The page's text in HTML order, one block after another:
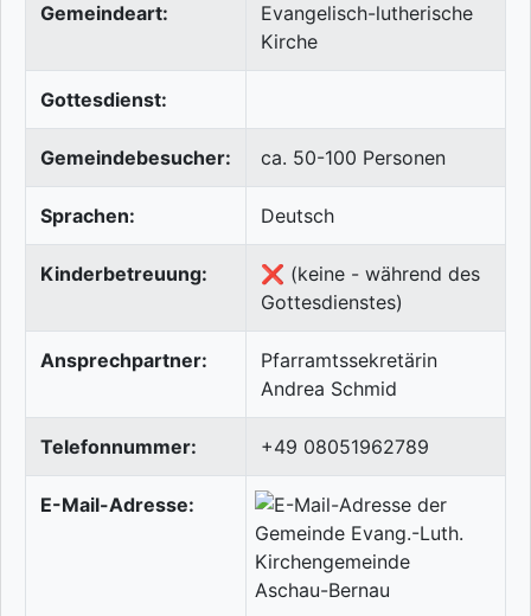
Gemeindeart:
Evangelisch-lutherische
Kirche
Gottesdienst:
Gemeindebesucher: ca. 50-100 Personen
Sprachen: Deutsch
Kinderbetreuung:
❌ (keine - während des
Gottesdienstes)
Ansprechpartner:
Pfarramtssekretärin
Andrea Schmid
Telefonnummer: +49 08051962789
E-Mail-Adresse: